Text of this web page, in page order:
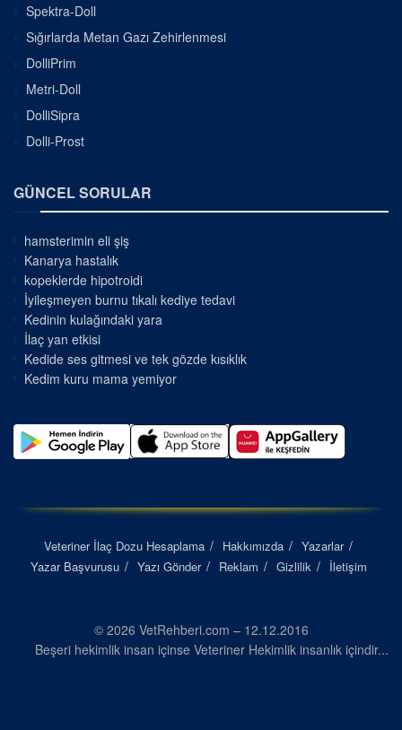
Spektra-Doll
Sığırlarda Metan Gazı Zehirlenmesi
DolliPrim
Metri-Doll
DolliSipra
Dolli-Prost
GÜNCEL SORULAR
hamsterimin eli şiş
Kanarya hastalık
kopeklerde hipotroidi
İyileşmeyen burnu tıkalı kediye tedavi
Kedinin kulağındaki yara
İlaç yan etkisi
Kedide ses gitmesi ve tek gözde kısıklık
Kedim kuru mama yemiyor
Veteriner İlaç Dozu Hesaplama Hakkımızda
Yazarlar
Yazar Başvurusu
Yazı Gönder Reklam Gizlilik İletişim
© 2026 VetRehberi.com – 12.12.2016
Beşeri hekimlik insan içinse Veteriner Hekimlik insanlık içindir...